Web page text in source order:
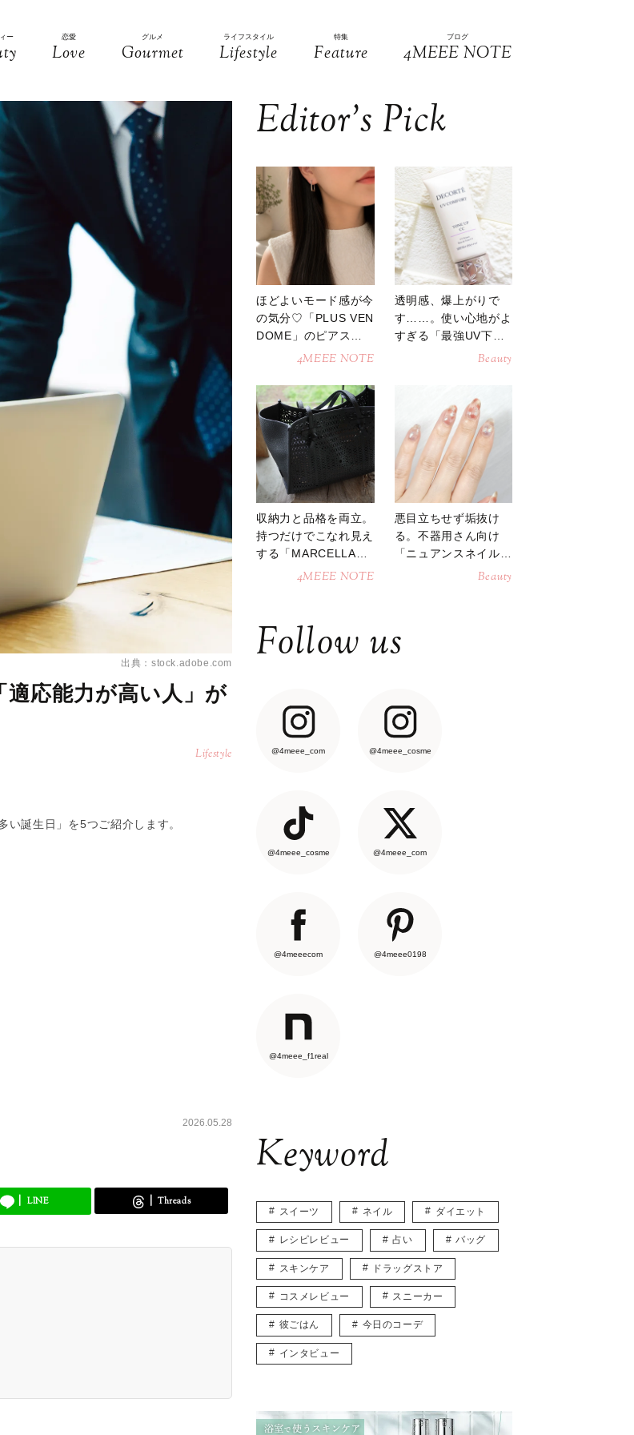
ー 恋愛
Love
グルメ
Gourmet
ライフスタイル
Lifestyle
特集
Feature
ブログ
4MEEE NOTE
出典：stock.adobe.com
適応能力が高い人」が
Lifestyle
誕生日」を5つご紹介します。
2026.05.28
LINE Threads
Editor’s Pick
ほどよいモード感が今
の気分♡「PLUS VEN
DOME」のピアスが
4MEEE NOTE
透明感、爆上がりで
す……。使い心地がよ
すぎる「最強UV下
Beauty
収納力と品格を両立。
持つだけでこなれ見え
する「MARCELLAト
ートバッグ」4MEEE NOTE
悪目立ちせず垢抜け
る。不器用さん向け
「ニュアンスネイル」
Beauty
Follow us
@4meee_com @4meee_cosme
@4meee_cosme @4meee_com
@4meeecom @4meee0198
@4meee_f1real
Keyword
スイーツ ネイル ダイエット
レシピレビュー 占い バッグ
スキンケア ドラッグストア
コスメレビュー スニーカー
彼ごはん 今日のコーデ
インタビュー